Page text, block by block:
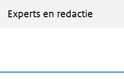
Experts en redactie